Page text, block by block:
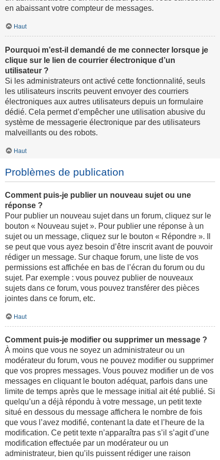
en abaissant votre compteur de messages.
Haut
Pourquoi m’est-il demandé de me connecter lorsque je
clique sur le lien de courrier électronique d’un
utilisateur ?
Si les administrateurs ont activé cette fonctionnalité, seuls
les utilisateurs inscrits peuvent envoyer des courriers
électroniques aux autres utilisateurs depuis un formulaire
dédié. Cela permet d’empêcher une utilisation abusive du
système de messagerie électronique par des utilisateurs
malveillants ou des robots.
Haut
Problèmes de publication
Comment puis-je publier un nouveau sujet ou une
réponse ?
Pour publier un nouveau sujet dans un forum, cliquez sur le
bouton « Nouveau sujet ». Pour publier une réponse à un
sujet ou un message, cliquez sur le bouton « Répondre ». Il
se peut que vous ayez besoin d’être inscrit avant de pouvoir
rédiger un message. Sur chaque forum, une liste de vos
permissions est affichée en bas de l’écran du forum ou du
sujet. Par exemple : vous pouvez publier de nouveaux
sujets dans ce forum, vous pouvez transférer des pièces
jointes dans ce forum, etc.
Haut
Comment puis-je modifier ou supprimer un message ?
À moins que vous ne soyez un administrateur ou un
modérateur du forum, vous ne pouvez modifier ou supprimer
que vos propres messages. Vous pouvez modifier un de vos
messages en cliquant le bouton adéquat, parfois dans une
limite de temps après que le message initial ait été publié. Si
quelqu’un a déjà répondu à votre message, un petit texte
situé en dessous du message affichera le nombre de fois
que vous l’avez modifié, contenant la date et l’heure de la
modification. Ce petit texte n’apparaîtra pas s’il s’agit d’une
modification effectuée par un modérateur ou un
administrateur, bien qu’ils puissent rédiger une raison